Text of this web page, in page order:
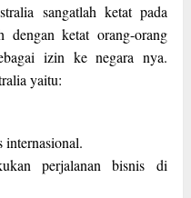
sangatlah ketat pada
dengan ketat orang-orang
izin ke negara nya.
yaitu:
internasional.
perjalanan bisnis di